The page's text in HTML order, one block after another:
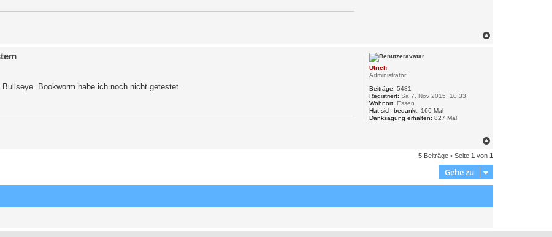
Ulrich
Administrator
Beiträge: 5481
Registriert: Sa 7. Nov 2015, 10:33
Wohnort: Essen
Hat sich bedankt: 166 Mal
Danksagung erhalten: 827 Mal
Bookworm habe ich noch nicht getestet.
c
h
5 Beiträge • Seite 1 von 1
Gehe zu